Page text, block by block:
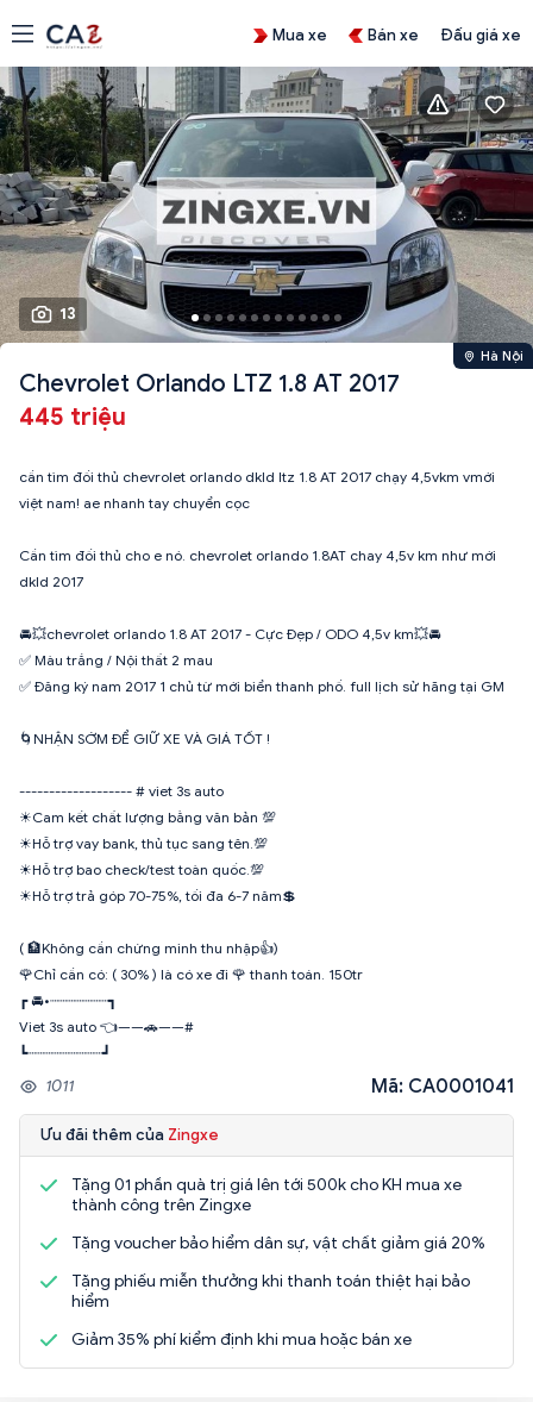
Mua xe Bán xe Đấu giá xe
13
Hà Nội
Chevrolet Orlando LTZ 1.8 AT 2017
445 triệu
cần tìm đối thủ chevrolet orlando dkld ltz 1.8 AT 2017 chạy 4,5vkm vmới
việt nam! ae nhanh tay chuyển cọc
Cần tìm đối thủ cho e nó. chevrolet orlando 1.8AT chay 4,5v km như mới
dkld 2017
🚘💥chevrolet orlando 1.8 AT 2017 - Cực Đẹp / ODO 4,5v km💥🚘
✅ Màu trắng / Nội thất 2 mau
✅ Đăng ký nam 2017 1 chủ từ mới biển thanh phố. full lịch sử hãng tại GM
🌀NHẬN SỚM ĐỂ GIỮ XE VÀ GIÁ TỐT !
------------------- # viet 3s auto
☀Cam kết chất lượng bằng văn bản 💯
☀Hỗ trợ vay bank, thủ tục sang tên.💯
☀Hỗ trợ bao check/test toàn quốc.💯
☀Hỗ trợ trả góp 70-75%, tối đa 6-7 năm💲
( 🏦Không cần chứng minh thu nhập👍)
🌹Chỉ cần có: ( 30% ) là có xe đi 🌹 thanh toán. 150tr
┏ 🚘•┈┈┈┈┈┈┈┓
Viet 3s auto 👈——🚗——#
┗┈┈┈┈┈┈┈┈┈┛
1011 Mã: CA0001041
Ưu đãi thêm của Zingxe
Tặng 01 phần quà trị giá lên tới 500k cho KH mua xe
thành công trên Zingxe
Tặng voucher bảo hiểm dân sự, vật chất giảm giá 20%
Tặng phiếu miễn thưởng khi thanh toán thiệt hại bảo
hiểm
Giảm 35% phí kiểm định khi mua hoặc bán xe